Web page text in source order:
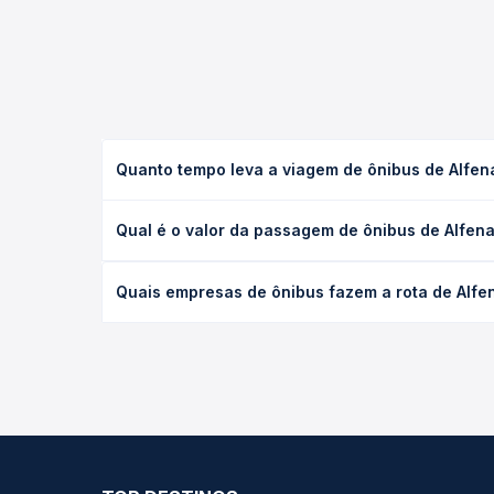
Quanto tempo leva a viagem de ônibus de
executivo ou leito) e as condições de tráfego. Na
Qual é o valor da passagem de ônibus de
tipo de poltrona e a antecedência da compra. Na
Quais empresas de ônibus fazem a rota de